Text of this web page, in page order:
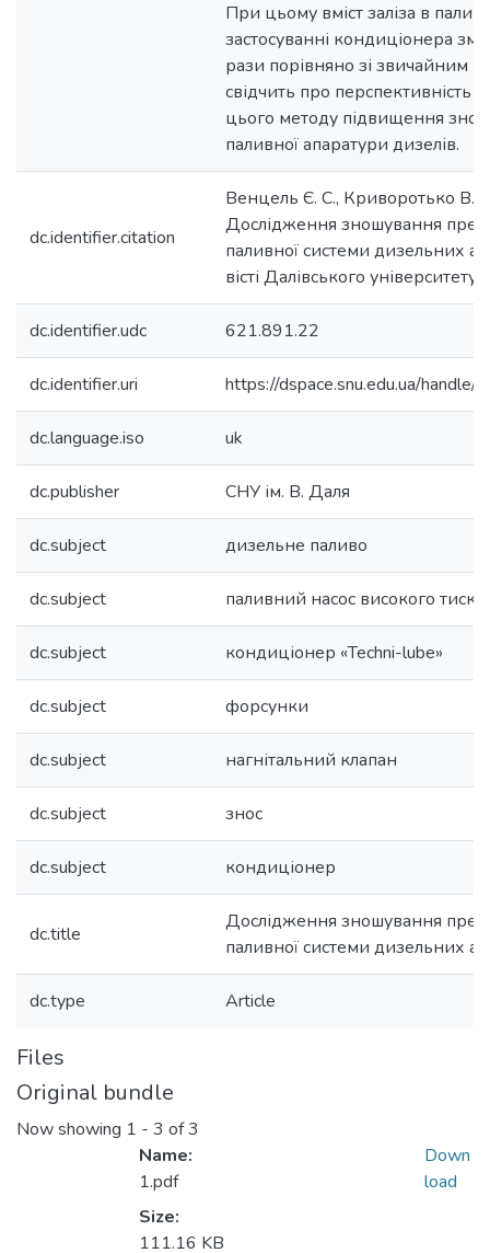
При цьому вміст заліза в
застосуванні кондиціонера
рази порівняно зі звичайним
свідчить про перспективність
цього методу підвищення
паливної апаратури дизелів.
dc.identifier.citation
Венцель Є. С., Криворотько В.
Дослідження зношування
паливної системи дизельних
вісті Далівського
dc.identifier.udc 621.891.22
dc.identifier.uri https://dspace.snu.edu.ua/
dc.language.iso uk
dc.publisher СНУ ім. В. Даля
dc.subject дизельне паливо
dc.subject паливний насос високого тиску
dc.subject кондиціонер «Теchni-lube»
dc.subject форсунки
dc.subject нагнітальний клапан
dc.subject знос
dc.subject кондиціонер
dc.title
Дослідження зношування
паливної системи дизельних
dc.type Article
Files
Original bundle
Now showing 1 - 3 of 3
Name:
1.pdf
Size:
111.16 KB
Down
load